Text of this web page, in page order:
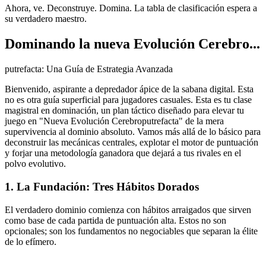
Ahora, ve. Deconstruye. Domina. La tabla de clasificación espera a
su verdadero maestro.
Dominando la nueva Evolución Cerebro...
putrefacta: Una Guía de Estrategia Avanzada
Bienvenido, aspirante a depredador ápice de la sabana digital. Esta
no es otra guía superficial para jugadores casuales. Esta es tu clase
magistral en dominación, un plan táctico diseñado para elevar tu
juego en "Nueva Evolución Cerebroputrefacta" de la mera
supervivencia al dominio absoluto. Vamos más allá de lo básico para
deconstruir las mecánicas centrales, explotar el motor de puntuación
y forjar una metodología ganadora que dejará a tus rivales en el
polvo evolutivo.
1. La Fundación: Tres Hábitos Dorados
El verdadero dominio comienza con hábitos arraigados que sirven
como base de cada partida de puntuación alta. Estos no son
opcionales; son los fundamentos no negociables que separan la élite
de lo efímero.